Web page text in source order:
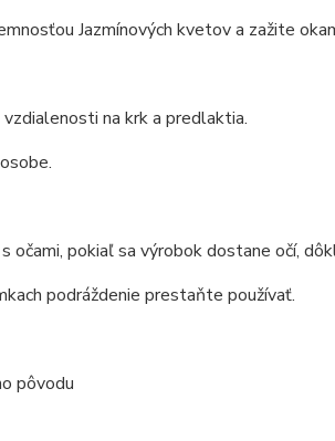
Jazmínových kvetov a zažite
na krk a predlaktia.
očami, pokiaľ sa výrobok dostane očí,
podráždenie prestaňte používať.
pôvodu